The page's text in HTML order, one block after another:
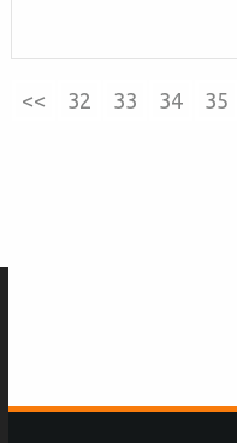
<< 32 33 34 35